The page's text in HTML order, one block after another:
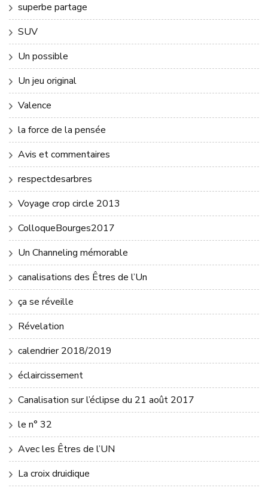
superbe partage
SUV
Un possible
Un jeu original
Valence
la force de la pensée
Avis et commentaires
respectdesarbres
Voyage crop circle 2013
ColloqueBourges2017
Un Channeling mémorable
canalisations des Êtres de l’Un
ça se réveille
Révelation
calendrier 2018/2019
éclaircissement
Canalisation sur l’éclipse du 21 août 2017
le n° 32
Avec les Êtres de l’UN
La croix druidique